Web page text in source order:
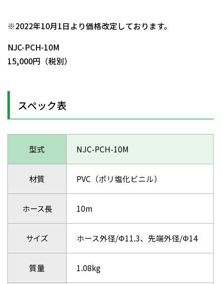
※2022年10月1日より価格改定しております。
NJC-PCH-10M
15,000円（税別）
スペック表
型式 NJC-PCH-10M
材質 PVC（ポリ塩化ビニル）
ホース長 10m
サイズ ホース外径/Φ11.3、先端外径/Φ14
質量 1.08kg